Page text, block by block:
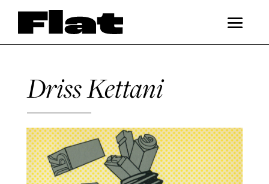
Driss Kettani